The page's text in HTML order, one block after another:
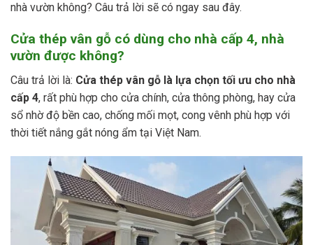
nhà vườn không? Câu trả lời sẽ có ngay sau đây.
Cửa thép vân gỗ có dùng cho nhà cấp 4, nhà
vườn được không?
Câu trả lời là: Cửa thép vân gỗ là lựa chọn tối ưu cho nhà
cấp 4, rất phù hợp cho cửa chính, cửa thông phòng, hay cửa
sổ nhờ độ bền cao, chống mối mọt, cong vênh phù hợp với
thời tiết nắng gắt nóng ẩm tại Việt Nam.